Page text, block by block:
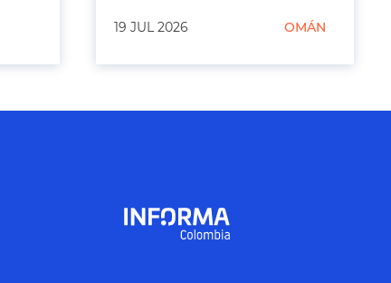
19 JUL 2026 OMÁN